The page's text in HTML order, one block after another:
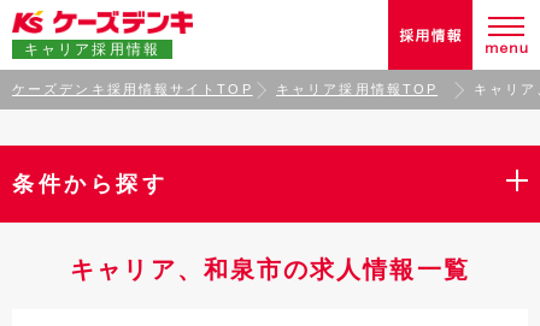
キャリア採用情報
ケーズデンキ採用情報サイトTOP キャリア採用情報TOP キャリ
条件から探す
キャリア、和泉市の求人情報一覧